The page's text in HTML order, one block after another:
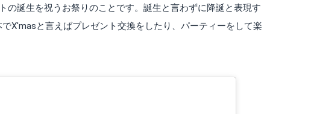
の誕生を祝うお祭りのことです。誕生と言わずに降誕と表現す
X'masと言えばプレゼント交換をしたり、パーティーをして楽